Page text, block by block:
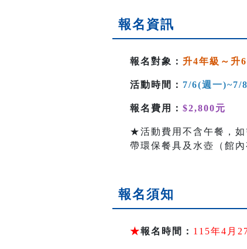
報名資訊
報名對象： 升4年級～升
活動時間： 7/6(週一)~7/
報名費用： $2,800元
★活動費用不含午餐，如
帶環保餐具及水壺（館內
報名須知
★報名時間： 115年4月